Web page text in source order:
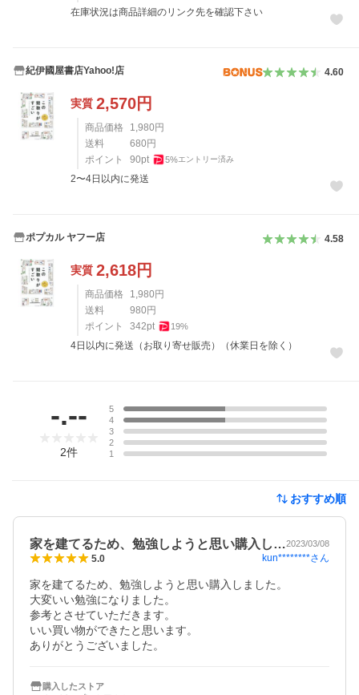
在庫状況は商品詳細のリンク先を確認下さい
紀伊國屋書店Yahoo!店 4.60
実質 2,570円
商品価格 1,980 円
送料
680 円
ポイント
90pt 5%エントリー済み
2〜4日以内に発送
ポプカル ヤフー店 4.58
実質 2,618円
商品価格 1,980 円
送料
980 円
ポイント
342pt 19%
4日以内に発送（お取り寄せ販売）（休業日を除く）
-.--
2件
5
4
3
2
1
おすすめ順
家を建てるため、勉強しようと思い購入し…2023/03/08
5.0 kun********さん
家を建てるため、勉強しようと思い購入しました。
大変いい勉強になりました。
参考とさせていただきます。
いい買い物ができたと思います。
ありがとうございました。
購入したストア